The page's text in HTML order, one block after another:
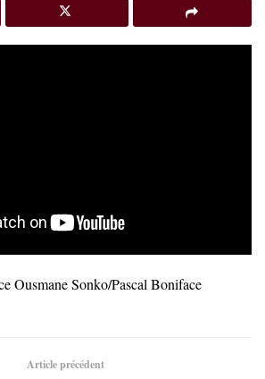
Ousmane Sonko/Pascal Boniface
Article précédent